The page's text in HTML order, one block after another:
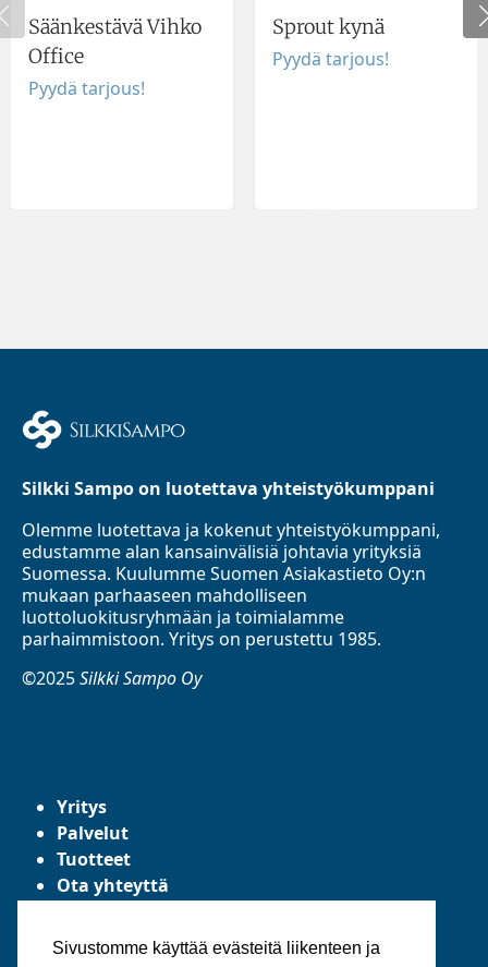
Sivustomme käyttää evästeitä liikenteen ja
Säänkestävä Vihko
Office
Pyydä tarjous!
Sprout kynä
Pyydä tarjous!
Silkki Sampo on luotettava yhteistyökumppani
Olemme luotettava ja kokenut yhteistyökumppani,
edustamme alan kansainvälisiä johtavia yrityksiä
Suomessa. Kuulumme Suomen Asiakastieto Oy:n
mukaan parhaaseen mahdolliseen
luottoluokitusryhmään ja toimialamme
parhaimmistoon. Yritys on perustettu 1985.
©2025Silkki Sampo Oy
Yritys
Palvelut
Tuotteet
Ota yhteyttä
Yleiset toimitusehdot